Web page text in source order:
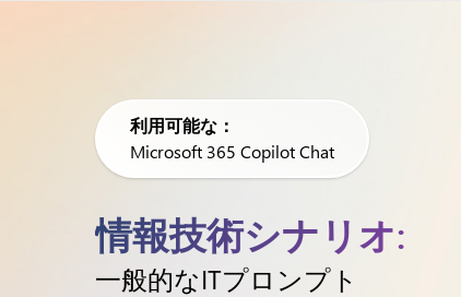
利用可能な：
Microsoft 365 Copilot Chat
情報技術シナリオ:
一般的なITプロンプト